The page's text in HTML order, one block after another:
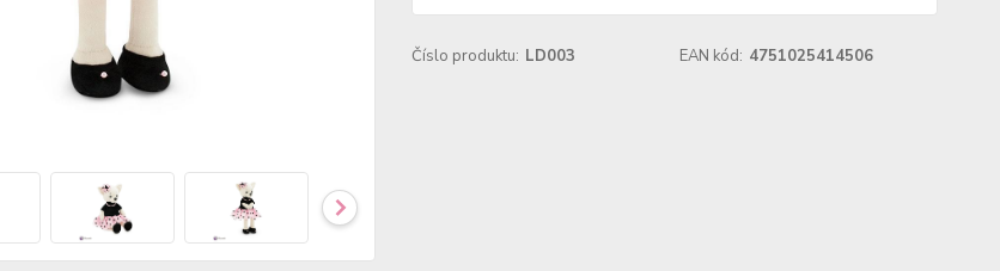
Číslo produktu: LD003 EAN kód: 4751025414506